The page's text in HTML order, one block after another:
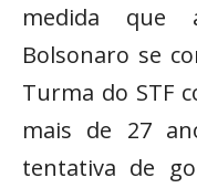
medida que
Bolsonaro se
Turma do STF
mais de 27
tentativa de